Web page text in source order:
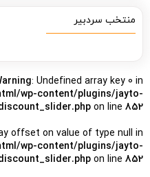
منتخب سردبیر
: Undefined array key 0 in
wp-content/plugins/jayto-
on line 852
offset on value of type null in
wp-content/plugins/jayto-
on line 852